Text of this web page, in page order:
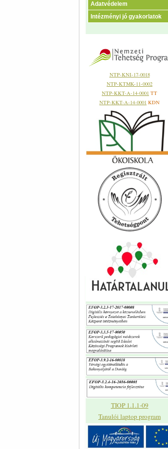
Adatvédelem
Intézményi jó gyakorlatok
NTP-KNI-17-0018
NTP-KTMK-11-0002
NTP-KKT-A-14-0001 TT
NTP-KKT-A-14-0001 KDN
TIOP 1.1.1-09
Tanulói laptop program